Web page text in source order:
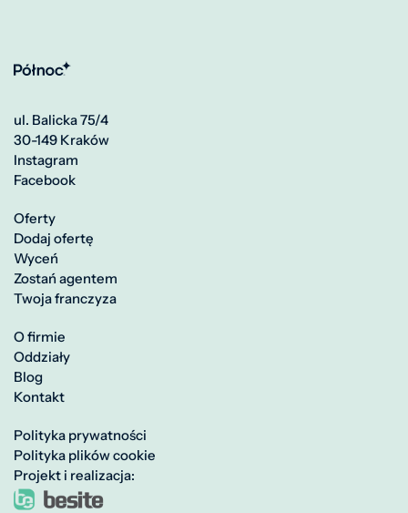
ul. Balicka 75/4
30-149 Kraków
Instagram
Facebook
Oferty
Dodaj ofertę
Wyceń
Zostań agentem
Twoja franczyza
O firmie
Oddziały
Blog
Kontakt
Polityka prywatności
Polityka plików cookie
Projekt i realizacja: